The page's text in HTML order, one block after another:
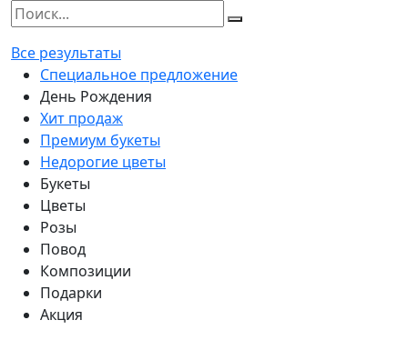
Все результаты
Специальное предложение
День Рождения
Хит продаж
Премиум букеты
Недорогие цветы
Букеты
Цветы
Розы
Повод
Композиции
Подарки
Акция